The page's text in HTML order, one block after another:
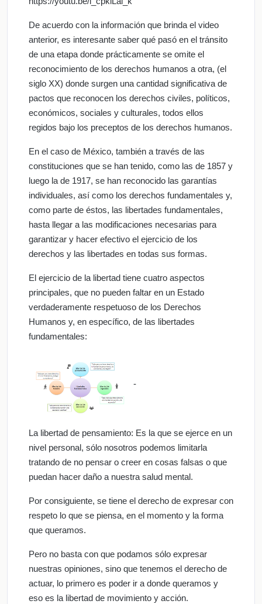
De acuerdo con la información que brinda el video
anterior, es interesante saber qué pasó en el tránsito
de una etapa donde prácticamente se omite el
reconocimiento de los derechos humanos a otra, (el
siglo XX) donde surgen una cantidad significativa de
pactos que reconocen los derechos civiles, políticos,
económicos, sociales y culturales, todos ellos
regidos bajo los preceptos de los derechos humanos.
En el caso de México, también a través de las
constituciones que se han tenido, como las de 1857 y
luego la de 1917, se han reconocido las garantías
individuales, así como los derechos fundamentales y,
como parte de éstos, las libertades fundamentales,
hasta llegar a las modificaciones necesarias para
garantizar y hacer efectivo el ejercicio de los
derechos y las libertades en todas sus formas.
El ejercicio de la libertad tiene cuatro aspectos
principales, que no pueden faltar en un Estado
verdaderamente respetuoso de los Derechos
Humanos y, en específico, de las libertades
fundamentales:
-
La libertad de pensamiento: Es la que se ejerce en un
nivel personal, sólo nosotros podemos limitarla
tratando de no pensar o creer en cosas falsas o que
puedan hacer daño a nuestra salud mental.
Por consiguiente, se tiene el derecho de expresar con
respeto lo que se piensa, en el momento y la forma
que queramos.
Pero no basta con que podamos sólo expresar
nuestras opiniones, sino que tenemos el derecho de
actuar, lo primero es poder ir a donde queramos y
eso es la libertad de movimiento y acción.